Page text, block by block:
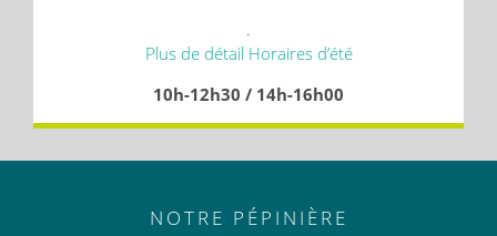
.
Plus de détail Horaires d’été
10h-12h30 / 14h-16h00
NOTRE PÉPINIÈRE